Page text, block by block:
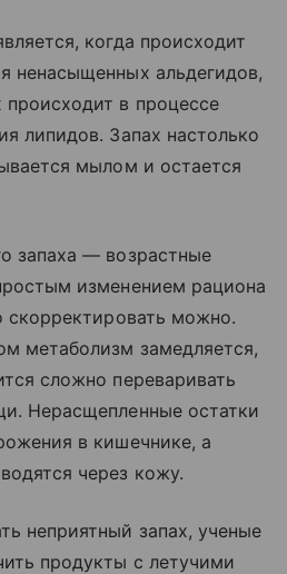
когда происходит
ненасыщенных альдегидов,
в процессе
липидов. Запах настолько
мылом и остается
запаха — возрастные
изменением рациона
скорректировать можно.
метаболизм замедляется,
сложно переваривать
Нерасщепленные остатки
в кишечнике, а
через кожу.
неприятный запах, ученые
продукты с летучими